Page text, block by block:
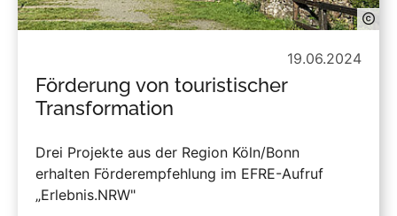
19.06.2024
Förderung von touristischer
Transformation
Drei Projekte aus der Region Köln/Bonn
erhalten Förderempfehlung im EFRE-Aufruf
„Erlebnis.NRW"